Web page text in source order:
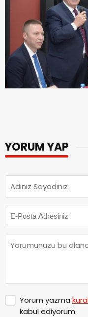
YORUM YAP
Yorum yazma
kabul ediyorum.